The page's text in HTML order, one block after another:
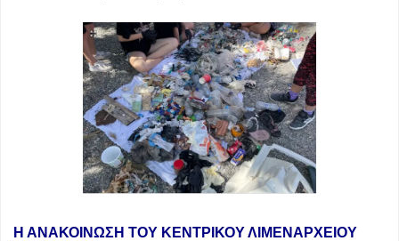
Η ΑΝΑΚΟΙΝΩΣΗ ΤΟΥ ΚΕΝΤΡΙΚΟΥ ΛΙΜΕΝΑΡΧΕΙΟΥ